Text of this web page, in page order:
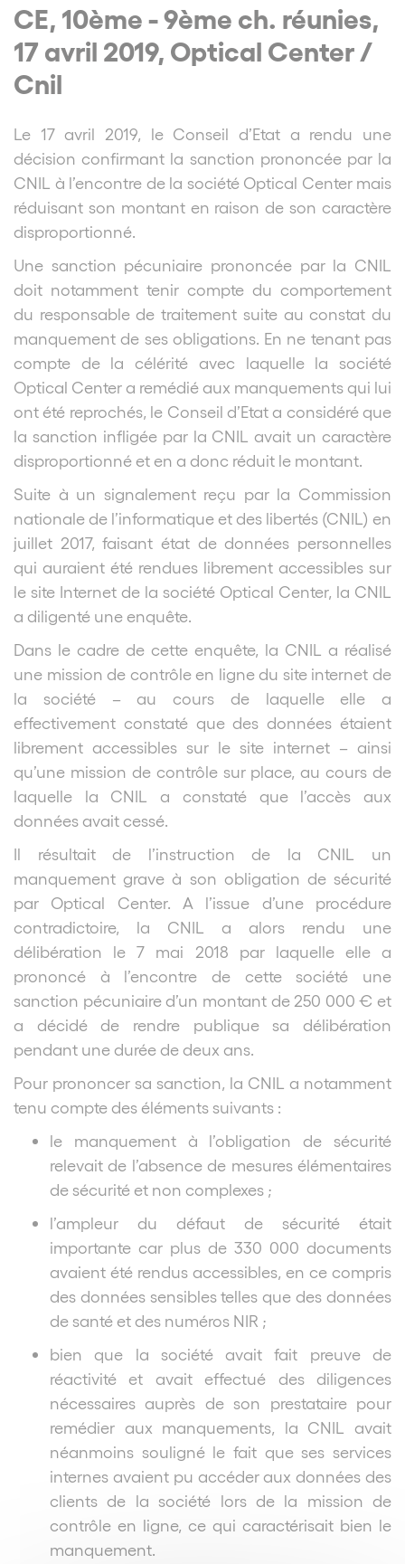
CE, 10ème - 9ème ch. réunies,
17 avril 2019, Optical Center /
Cnil
Le 17 avril 2019, le Conseil d’Etat a rendu une
décision confirmant la sanction prononcée par la
CNIL à l’encontre de la société Optical Center mais
réduisant son montant en raison de son caractère
disproportionné.
Une sanction pécuniaire prononcée par la CNIL
doit notamment tenir compte du comportement
du responsable de traitement suite au constat du
manquement de ses obligations. En ne tenant pas
compte de la célérité avec laquelle la société
Optical Center a remédié aux manquements qui lui
ont été reprochés, le Conseil d’Etat a considéré que
la sanction infligée par la CNIL avait un caractère
disproportionné et en a donc réduit le montant.
Suite à un signalement reçu par la Commission
nationale de l’informatique et des libertés (CNIL) en
juillet 2017, faisant état de données personnelles
qui auraient été rendues librement accessibles sur
le site Internet de la société Optical Center, la CNIL
a diligenté une enquête.
Dans le cadre de cette enquête, la CNIL a réalisé
une mission de contrôle en ligne du site internet de
la société – au cours de laquelle elle a
effectivement constaté que des données étaient
librement accessibles sur le site internet – ainsi
qu’une mission de contrôle sur place, au cours de
laquelle la CNIL a constaté que l’accès aux
données avait cessé.
Il résultait de l’instruction de la CNIL un
manquement grave à son obligation de sécurité
par Optical Center. A l’issue d’une procédure
contradictoire, la CNIL a alors rendu une
délibération le 7 mai 2018 par laquelle elle a
prononcé à l’encontre de cette société une
sanction pécuniaire d’un montant de 250 000 € et
a décidé de rendre publique sa délibération
pendant une durée de deux ans.
Pour prononcer sa sanction, la CNIL a notamment
tenu compte des éléments suivants :
le manquement à l’obligation de sécurité
relevait de l’absence de mesures élémentaires
de sécurité et non complexes ;
l’ampleur du défaut de sécurité était
importante car plus de 330 000 documents
avaient été rendus accessibles, en ce compris
des données sensibles telles que des données
de santé et des numéros NIR ;
bien que la société avait fait preuve de
réactivité et avait effectué des diligences
nécessaires auprès de son prestataire pour
remédier aux manquements, la CNIL avait
néanmoins souligné le fait que ses services
internes avaient pu accéder aux données des
clients de la société lors de la mission de
contrôle en ligne, ce qui caractérisait bien le
manquement.